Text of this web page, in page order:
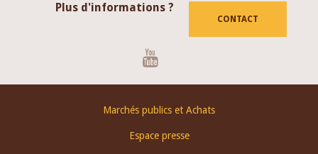
Plus d'informations ?
CONTACT
Marchés publics et Achats
Espace presse